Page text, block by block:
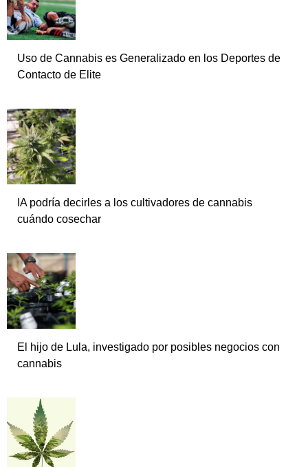
Uso de Cannabis es Generalizado en los Deportes de
Contacto de Elite
IA podría decirles a los cultivadores de cannabis
cuándo cosechar
El hijo de Lula, investigado por posibles negocios con
cannabis